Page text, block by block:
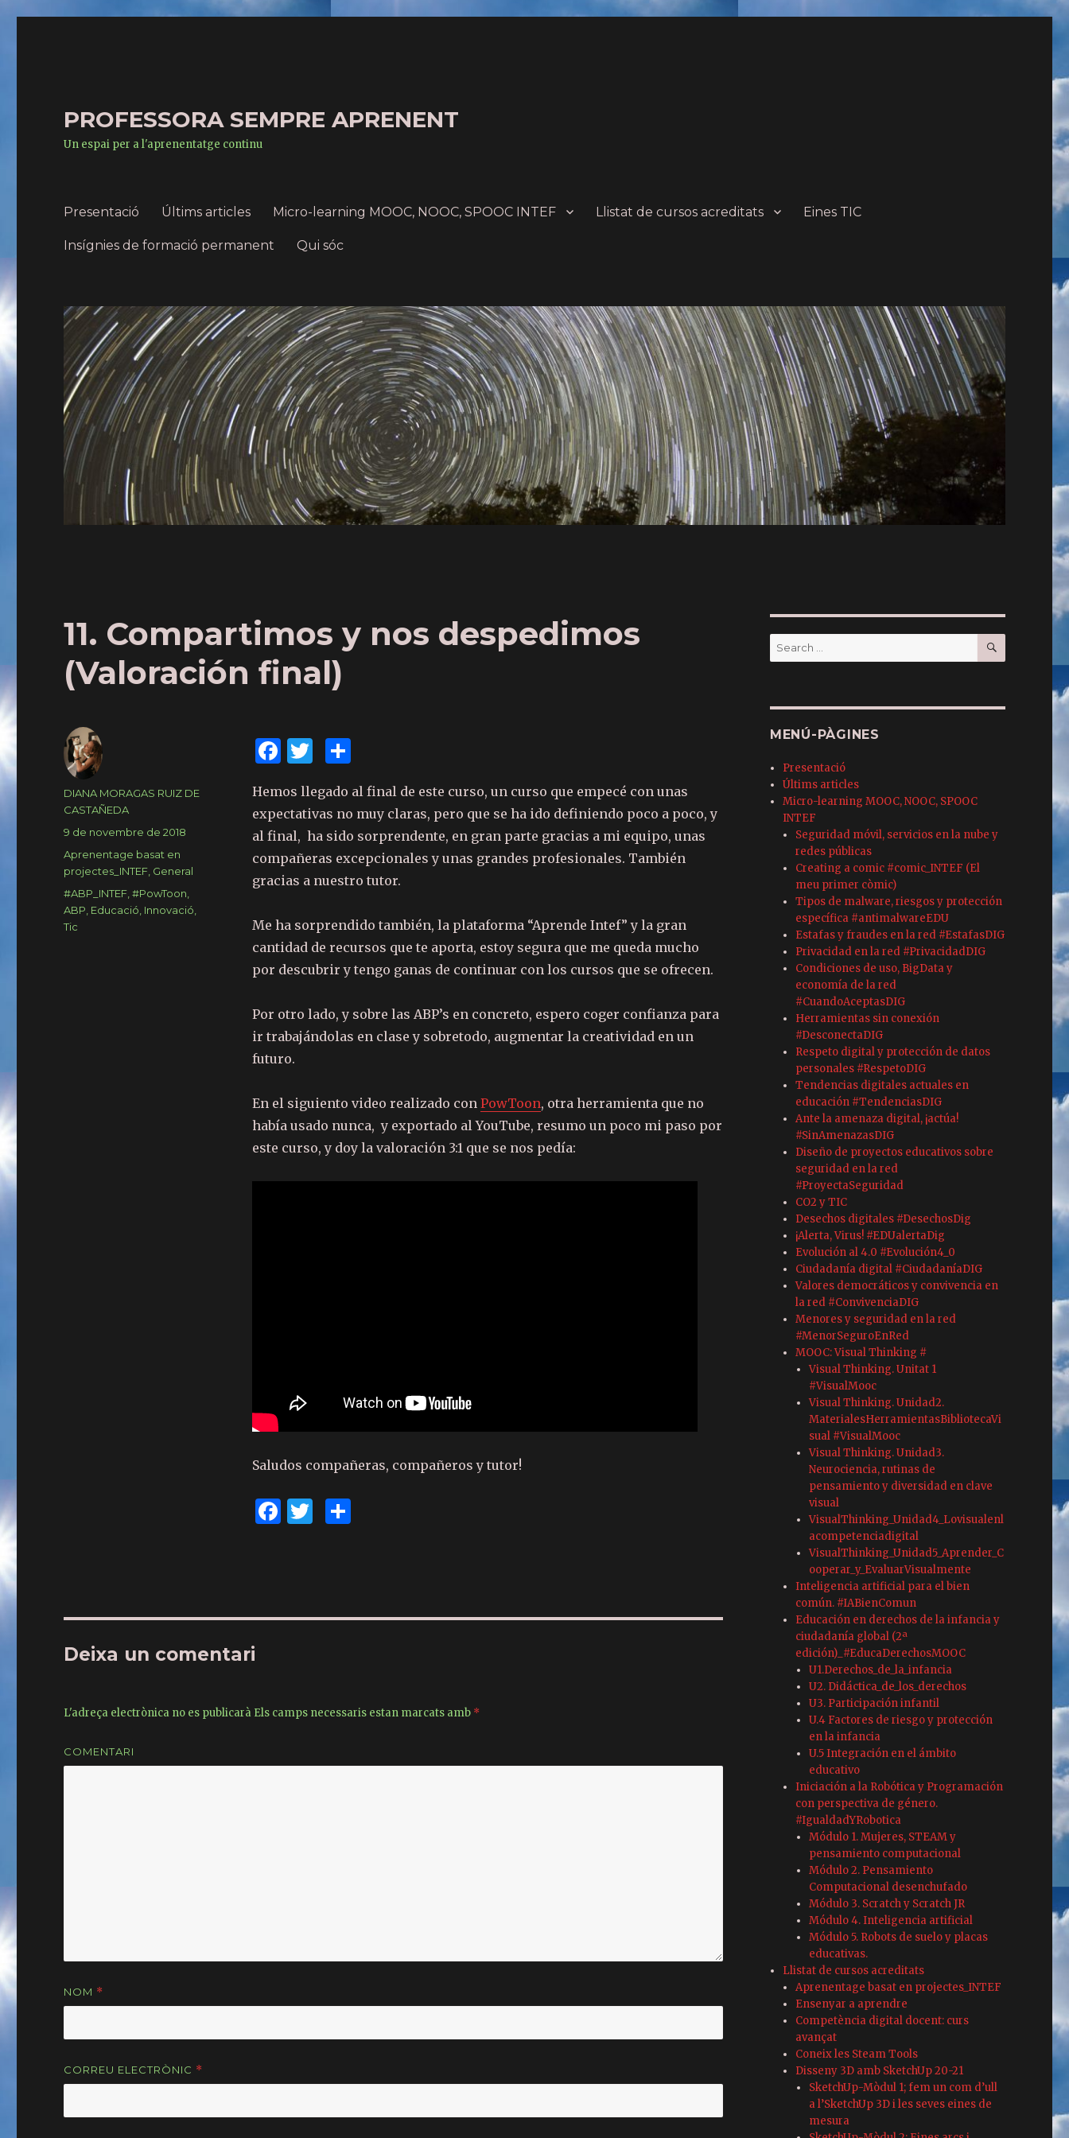
PROFESSORA SEMPRE APRENENT
Un espai per a l'aprenentatge continu
Presentació Últims articles Micro-learning MOOC, NOOC, SPOOC INTEF Llistat de cursos acreditats Eines TIC
Insígnies de formació permanent Qui sóc
11. Compartimos y nos despedimos
(Valoración final)
F
c
e
b
o
k
T
it
te
r
C
m
p
ar
te
Hemos llegado al final de este curso, un curso que empecé con unas
expectativas no muy claras, pero que se ha ido definiendo poco a poco, y
al final, ha sido sorprendente, en gran parte gracias a mi equipo, unas
compañeras excepcionales y unas grandes profesionales. También
gracias a nuestro tutor.
Me ha sorprendido también, la plataforma “Aprende Intef” y la gran
cantidad de recursos que te aporta, estoy segura que me queda mucho
por descubrir y tengo ganas de continuar con los cursos que se ofrecen.
Por otro lado, y sobre las ABP’s en concreto, espero coger confianza para
ir trabajándolas en clase y sobretodo, augmentar la creatividad en un
futuro.
En el siguiento video realizado con PowToon, otra herramienta que no
había usado nunca, y exportado al YouTube, resumo un poco mi paso por
este curso, y doy la valoración 3:1 que se nos pedía:
Saludos compañeras, compañeros y tutor!
F
b
T
r
C
ar
Author
DIANA MORAGAS RUIZ DE
CASTAÑEDA
Posted
on
9 de novembre de 2018
Categories
Aprenentage basat en
projectes_INTEF General
Tags
#ABP_INTEF ,#PowToon
ABP Educació Innovació
Tic
Deixa un comentari
L'adreça electrònica no es publicarà Els camps necessaris estan marcats amb *
COMENTARI
NOM *
CORREU ELECTRÒNIC *
Search
for:
SEARCH
MENÚ-PÀGINES
Presentació
Últims articles
Micro-learning MOOC, NOOC, SPOOC
INTEF
Seguridad móvil, servicios en la nube y
redes públicas
Creating a comic #comic_INTEF (El
meu primer còmic)
Tipos de malware, riesgos y protección
específica #antimalwareEDU
Estafas y fraudes en la red #EstafasDIG
Privacidad en la red #PrivacidadDIG
Condiciones de uso, BigData y
economía de la red
#CuandoAceptasDIG
Herramientas sin conexión
#DesconectaDIG
Respeto digital y protección de datos
personales #RespetoDIG
Tendencias digitales actuales en
educación #TendenciasDIG
Ante la amenaza digital, ¡actúa!
#SinAmenazasDIG
Diseño de proyectos educativos sobre
seguridad en la red
#ProyectaSeguridad
CO2 y TIC
Desechos digitales #DesechosDig
¡Alerta, Virus! #EDUalertaDig
Evolución al 4.0 #Evolución4_0
Ciudadanía digital #CiudadaníaDIG
Valores democráticos y convivencia en
la red #ConvivenciaDIG
Menores y seguridad en la red
#MenorSeguroEnRed
MOOC: Visual Thinking #
Visual Thinking. Unitat 1
#VisualMooc
Visual Thinking. Unidad2.
MaterialesHerramientasBibliotecaVi
sual #VisualMooc
Visual Thinking. Unidad3.
Neurociencia, rutinas de
pensamiento y diversidad en clave
visual
VisualThinking_Unidad4_Lovisualenl
acompetenciadigital
VisualThinking_Unidad5_Aprender_C
ooperar_y_EvaluarVisualmente
Inteligencia artificial para el bien
común. #IABienComun
Educación en derechos de la infancia y
ciudadanía global (2ª
edición)_#EducaDerechosMOOC
U1.Derechos_de_la_infancia
U2. Didáctica_de_los_derechos
U3. Participación infantil
U.4 Factores de riesgo y protección
en la infancia
U.5 Integración en el ámbito
educativo
Iniciación a la Robótica y Programación
con perspectiva de género.
#IgualdadYRobotica
Módulo 1. Mujeres, STEAM y
pensamiento computacional
Módulo 2. Pensamiento
Computacional desenchufado
Módulo 3. Scratch y Scratch JR
Módulo 4. Inteligencia artificial
Módulo 5. Robots de suelo y placas
educativas.
Llistat de cursos acreditats
Aprenentage basat en projectes_INTEF
Ensenyar a aprendre
Competència digital docent: curs
avançat
Coneix les Steam Tools
Disseny 3D amb SketchUp 20-21
SketchUp-Mòdul 1; fem un com d’ull
a l’SketchUp 3D i les seves eines de
mesura